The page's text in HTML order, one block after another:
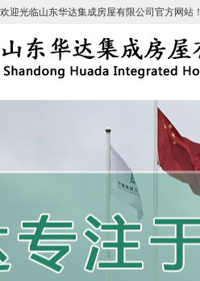
欢迎光临山东华达集成房屋有限公司官方网站！